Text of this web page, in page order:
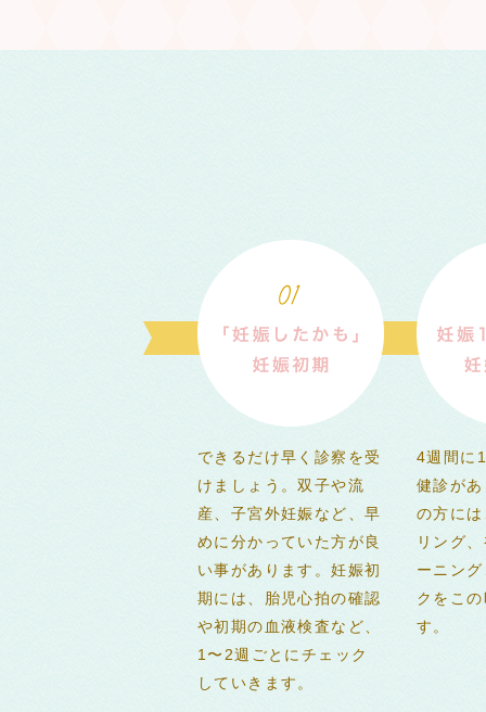
できるだけ早く診察を受
けましょう。双子や流
産、子宮外妊娠など、早
めに分かっていた方が良
い事があります。妊娠初
期には、胎児心拍の確認
や初期の血液検査など、
1〜2週ごとにチェック
していきます。
4週間に
健診が
の方に
リング
ーニン
クをこ
す。